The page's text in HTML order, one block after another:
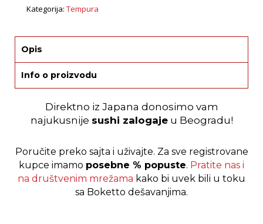
Kategorija: Tempura
Opis
Info o proizvodu
Direktno iz Japana donosimo vam
najukusnije sushi zalogajeu Beogradu!
Poručite preko sajta i uživajte. Za sve registrovane
kupce imamo posebne % popuste. Pratite nas i
na društvenim mrežama kako bi uvek bili u toku
sa Boketto dešavanjima.